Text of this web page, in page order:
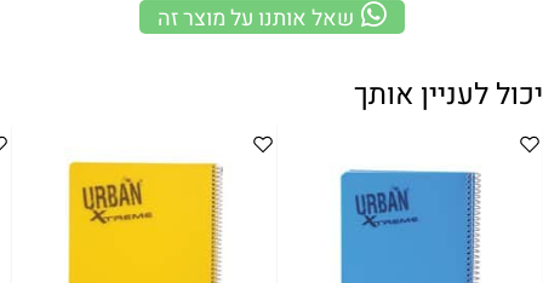
שאל אותנו על מוצר זה
יכול לעניין אותך